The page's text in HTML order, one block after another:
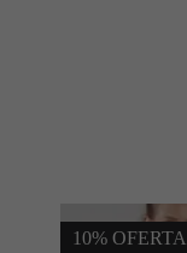
10% OFERTA